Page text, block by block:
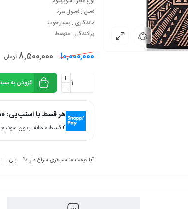
فصل : فصول سرد
ماندگاری : بسیار خوب
پراکندگی : متوسط
10,000,000
8,500,000 تومان
افزودن به
هر قسط با اسنپ‌پی:
۴ قسط ماهانه. بدون سود، چک و ضامن.
آیا قیمت مناسب‌تری سراغ دارید؟ بلی